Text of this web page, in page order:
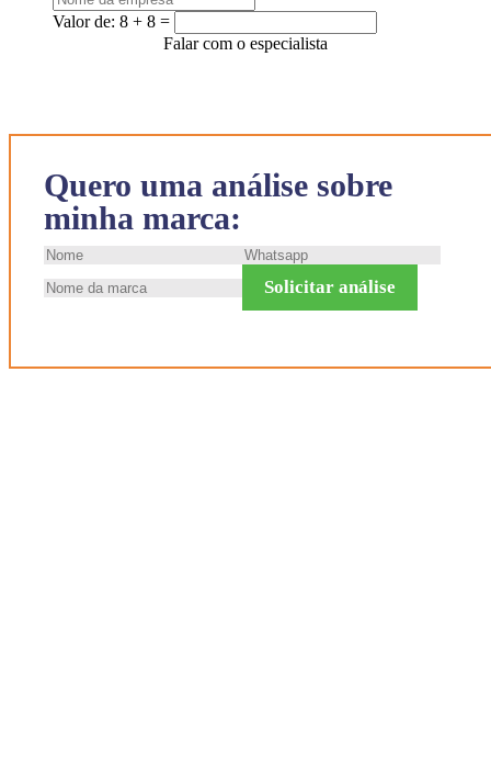
Quero uma análise sobre
minha marca:
Solicitar análise
Valor de: 8 + 8 =
Falar com o especialista